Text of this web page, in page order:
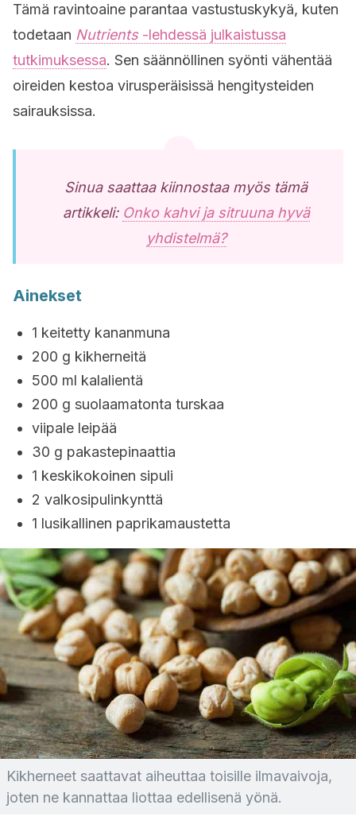
Tämä ravintoaine parantaa vastustuskykyä, kuten
todetaan Nutrients -lehdessä julkaistussa
tutkimuksessa. Sen säännöllinen syönti vähentää
oireiden kestoa virusperäisissä hengitysteiden
sairauksissa.
Sinua saattaa kiinnostaa myös tämä
artikkeli: Onko kahvi ja sitruuna hyvä
yhdistelmä?
Ainekset
1 keitetty kananmuna
200 g kikherneitä
500 ml kalalientä
200 g suolaamatonta turskaa
viipale leipää
30 g pakastepinaattia
1 keskikokoinen sipuli
2 valkosipulinkynttä
1 lusikallinen paprikamaustetta
Kikherneet saattavat aiheuttaa toisille ilmavaivoja,
joten ne kannattaa liottaa edellisenä yönä.